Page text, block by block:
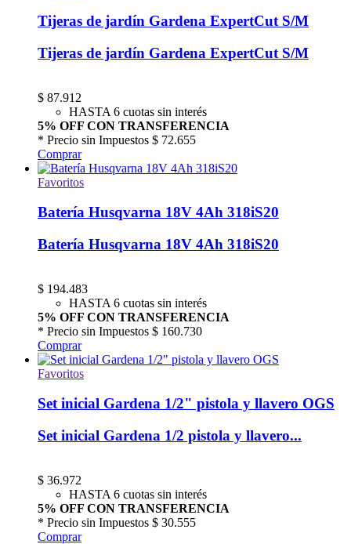
Tijeras de jardín Gardena ExpertCut S/M
Tijeras de jardín Gardena ExpertCut S/M
$ 87.912
HASTA 6 cuotas sin interés
5% OFF CON TRANSFERENCIA
* Precio sin Impuestos $ 72.655
Comprar
Favoritos
Batería Husqvarna 18V 4Ah 318iS20
Batería Husqvarna 18V 4Ah 318iS20
$ 194.483
HASTA 6 cuotas sin interés
5% OFF CON TRANSFERENCIA
* Precio sin Impuestos $ 160.730
Comprar
Favoritos
Set inicial Gardena 1/2" pistola y llavero OGS
Set inicial Gardena 1/2 pistola y llavero...
$ 36.972
HASTA 6 cuotas sin interés
5% OFF CON TRANSFERENCIA
* Precio sin Impuestos $ 30.555
Comprar